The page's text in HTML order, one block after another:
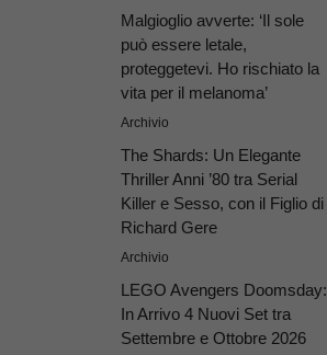
Malgioglio avverte: ‘Il sole
può essere letale,
proteggetevi. Ho rischiato la
vita per il melanoma’
Archivio
The Shards: Un Elegante
Thriller Anni ’80 tra Serial
Killer e Sesso, con il Figlio di
Richard Gere
Archivio
LEGO Avengers Doomsday:
In Arrivo 4 Nuovi Set tra
Settembre e Ottobre 2026